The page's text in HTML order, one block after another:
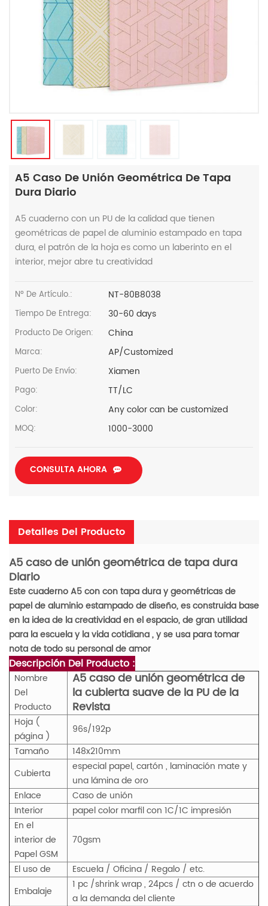
A5 Caso De Unión Geométrica De Tapa
Dura Diario
A5 cuaderno con un PU de la calidad que tienen
geométricas de papel de aluminio estampado en tapa
dura, el patrón de la hoja es como un laberinto en el
interior, mejor abre tu creatividad
Nº De Artículo.: NT-80B8038
Tiempo De Entrega: 30-60 days
Producto De Origen: China
Marca: AP/Customized
Puerto De Envío: Xiamen
Pago: TT/LC
Color: Any color can be customized
MOQ: 1000-3000
CONSULTA AHORA
Detalles Del Producto
A5 caso de unión geométrica de tapa dura
Diario
Este cuaderno A5 con con tapa dura y geométricas de
papel de aluminio estampado de diseño, es construida base
en la idea de la creatividad en el espacio, de gran utilidad
para la escuela y la vida cotidiana , y se usa para tomar
nota de todo su personal de amor
Descripción Del Producto :
Nombre
Del
Producto
A5 caso de unión geométrica de
la cubierta suave de la PU de la
Revista
Hoja (
página )
96s/192p
Tamaño
148x210mm
Cubierta
especial papel, cartón , laminación mate y
una lámina de oro
Enlace
Caso de unión
Interior
papel color marfil con 1C/1C impresión
En el
interior de
Papel GSM
70gsm
El uso de
Escuela / Oficina / Regalo / etc.
Embalaje
1 pc /shrink wrap , 24pcs / ctn o de acuerdo
a la demanda del cliente